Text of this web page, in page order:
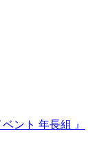
ント 年長組 』